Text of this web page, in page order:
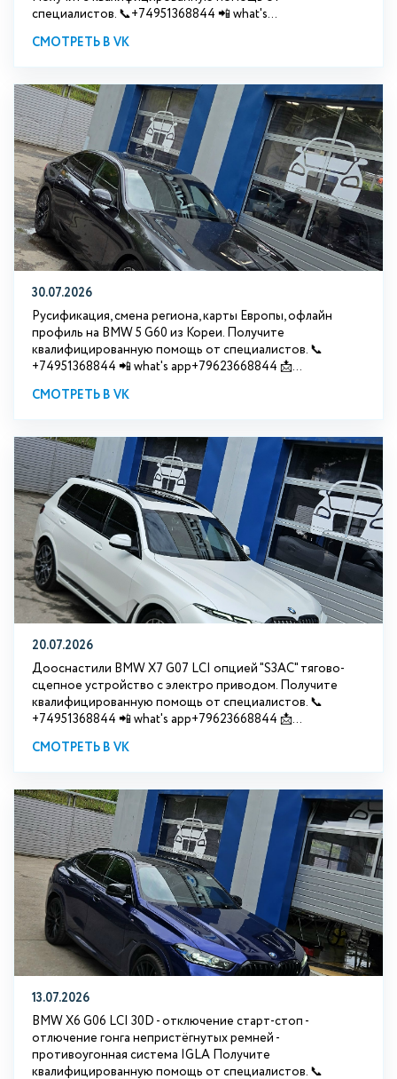
специалистов. 📞+74951368844 📲 what's...
СМОТРЕТЬ В VK
30.07.2026
Русификация, смена региона, карты Европы, офлайн
профиль на BMW 5 G60 из Кореи. Получите
квалифицированную помощь от специалистов. 📞
+74951368844 📲 what's app+79623668844 📩...
СМОТРЕТЬ В VK
20.07.2026
Дооснастили BMW Х7 G07 LCI опцией "S3АС" тягово-
сцепное устройство с электро приводом. Получите
квалифицированную помощь от специалистов. 📞
+74951368844 📲 what's app+79623668844 📩...
СМОТРЕТЬ В VK
13.07.2026
BMW X6 G06 LCI 30D - отключение старт-стоп -
отлючение гонга непристёгнутых ремней -
противоугонная система IGLA Получите
квалифицированную помощь от специалистов. 📞